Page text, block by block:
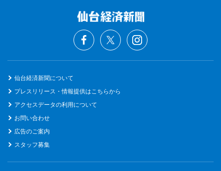
仙台経済新聞について
プレスリリース・情報提供はこちらから
アクセスデータの利用について
お問い合わせ
広告のご案内
スタッフ募集